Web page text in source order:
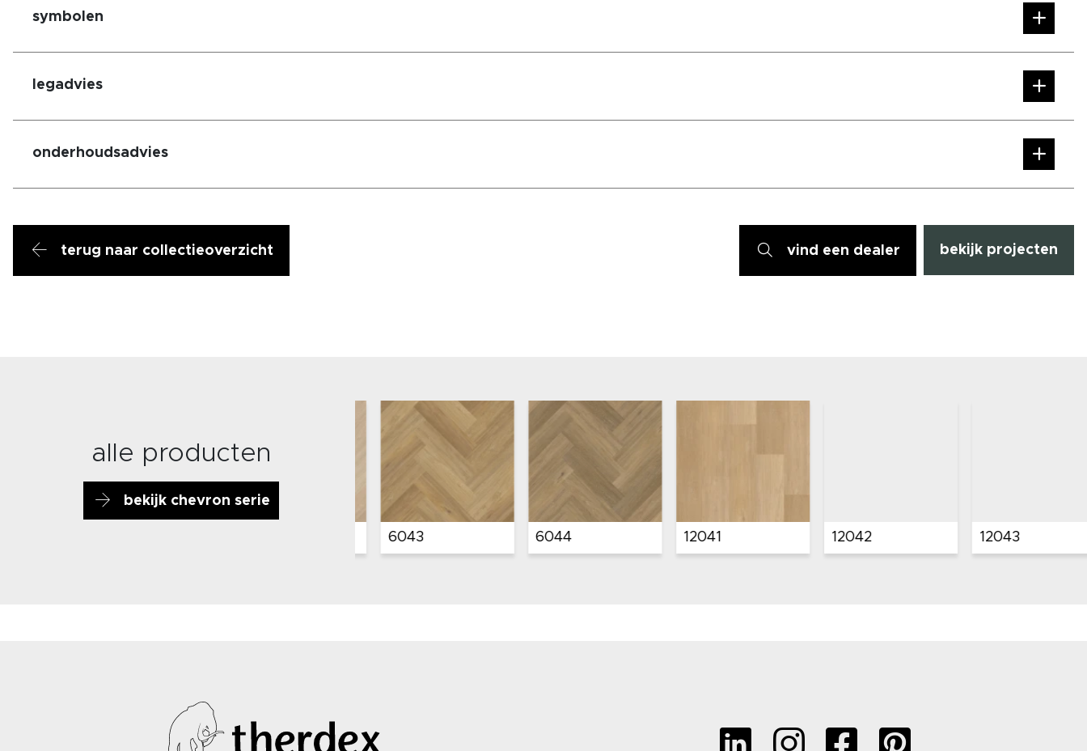
symbolen
legadvies
onderhoudsadvies
terug naar collectieoverzicht vind een dealer bekijk projecten
alle producten
bekijk chevron serie
12042 12043 12044 6541 6542